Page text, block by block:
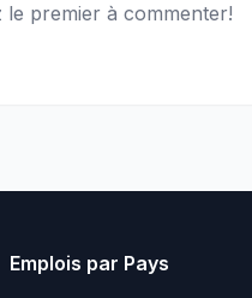
premier à commenter!
Emplois par Pays